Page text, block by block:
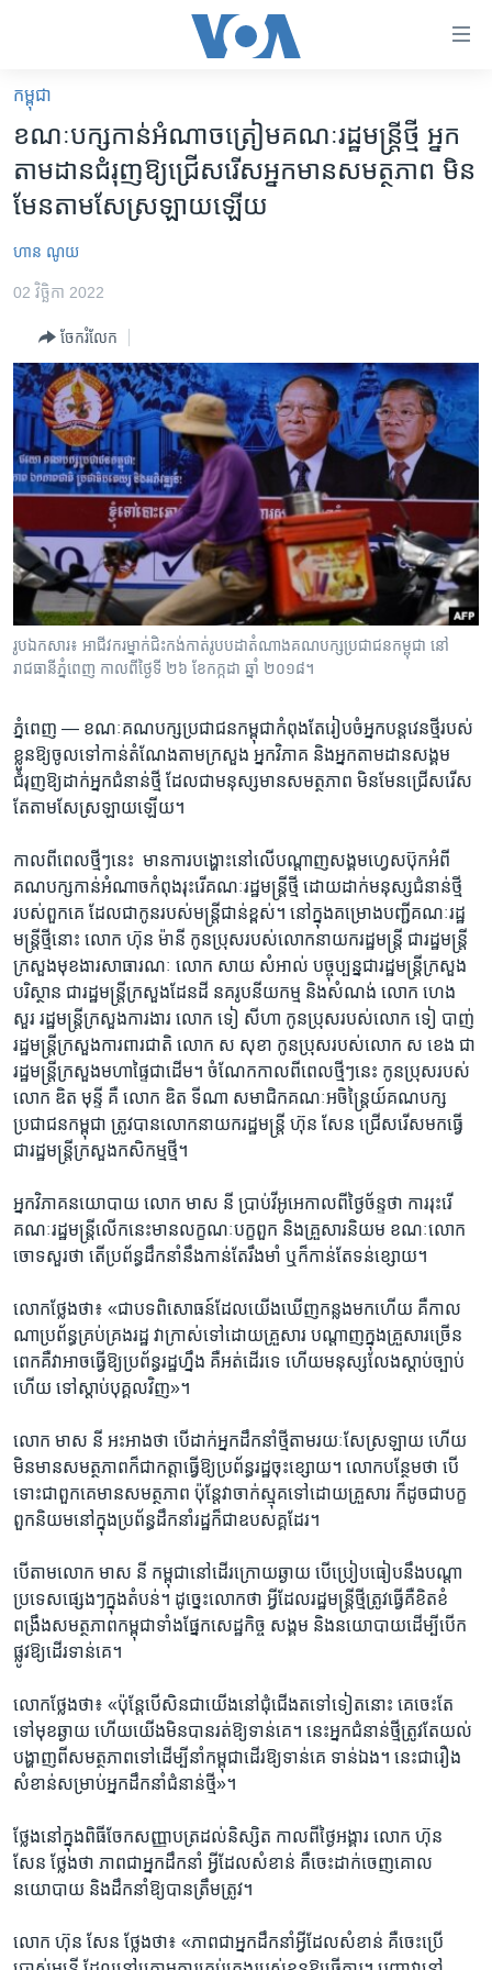
គេហទំព័រ​
ទាក់ទង
និង​
ចូល​
ទំព័រ​
ព័ត៌មាន​​
រំលង​
និង​
ចូល​
ទៅ​
ទំព័រ​
រចនា
សម្ព័ន្ធ​
រំលង​
និង​
ទៅ​
កាន់​
ទំព័រ​
រក
កម្ពុជា
អាមេរិក
ព្រឹត្តិការណ៍ព័ត៌មាន
ទូរទស្សន៍ / វីដេអូ​
វិទ្យុ / ផតខាសថ៍
កម្មវិធីទាំងអស់
Khmer English
បណ្តាញ​សង្គម
កម្ពុជា
ខណៈ​បក្ស​កាន់​អំណាច​ត្រៀម​គណៈ​រដ្ឋមន្រ្តី​ថ្មី ​អ្នក​
តាម​ដាន​ជំរុញ​ឱ្យ​ជ្រើស​រើស​អ្នក​មាន​សមត្ថ​ភាព​ មិន​
មែន​តាម​សែ​ស្រឡាយ​ឡើយ
ហាន ណូយ
02 វិច្ឆិកា 2022
ចែករំលែក
រូបឯកសារ៖ អាជីវករម្នាក់ជិះកង់កាត់រូបបដាតំណាងគណបក្សប្រជាជនកម្ពុជា នៅ
រាជធានីភ្នំពេញ កាលពីថ្ងៃទី ២៦ ខែកក្កដា ឆ្នាំ ២០១៨។
ភ្នំពេញ — ខណៈ​គណ​បក្ស​ប្រជាជន​កម្ពុជា​កំពុង​តែ​រៀបចំ​អ្នក​បន្ត​វេន​ថ្មី​របស់​
ខ្លួន​ឱ្យចូល​ទៅ​កាន់​តំណែង​តាម​ក្រសួង​ ​អ្នក​វិភាគ​ និង​អ្នក​តាម​ដាន​សង្គម
ជំរុញ​ឱ្យ​ដាក់​អ្នក​ជំនាន់​ថ្មី ​ដែល​ជា​មនុស្ស​មាន​សមត្ថភាព ​មិន​មែន​ជ្រើស​រើស​
តែ​តាម​សែ​ស្រឡាយ​ឡើយ។​
កាល​ពី​ពេល​ថ្មីៗ​នេះ ​ មាន​ការ​បង្ហោះ​នៅ​លើ​បណ្តាញ​សង្គម​ហ្វេសប៊ុក​អំពី​
គណបក្ស​កាន់​អំណាច​កំពុង​រុះរើ​គណៈ​រដ្ឋ​មន្ត្រី​ថ្មី ​ដោយ​ដាក់​មនុស្ស​ជំនាន់​ថ្មី​
របស់​ពួក​គេ​ ដែល​ជា​កូន​របស់​មន្រ្តី​ជាន់​ខ្ពស់។ ​នៅក្នុង​គម្រោង​បញ្ជី​គណៈ​រដ្ឋ
មន្ត្រី​ថ្មី​នោះ​ ​លោក ​ហ៊ុន ម៉ានី ​កូន​ប្រុស​របស់​លោក​នាយក​រដ្ឋមន្រ្តី ជា​រដ្ឋមន្ត្រី​
ក្រសួង​មុខងារ​សាធារណៈ ​លោក សាយ សំអាល់ ​បច្ចុប្បន្ន​ជា​រដ្ឋមន្រ្តី​ក្រសួង​
បរិស្ថាន ​ជា​រដ្ឋមន្ត្រី​ក្រសួង​ដែន​ដី នគរូបនីយ​កម្ម ​និង​សំណង់​ ​លោក​ ហេង
សួរ ​រដ្ឋមន្ត្រី​ក្រសួង​ការងារ​ លោក ​ទៀ សីហា ​កូន​ប្រុស​របស់​លោក ​ទៀ បាញ់ ​
រដ្ឋមន្រ្តី​ក្រសួង​ការពារ​ជាតិ ​លោក​ ស សុខា ​កូន​ប្រុស​របស់​លោក ​ស ខេង ​ជា​
រដ្ឋមន្រ្តី​ក្រសួង​មហាផ្ទៃ​ជាដើម។ ​ចំណែក​កាលពី​ពេល​ថ្មីៗ​នេះ​ កូន​ប្រុស​របស់​
លោក ​ឌិត មុន្ទី គឺ​ លោក ​ឌិត ទីណា ​សមាជិក​គណៈ​អចិន្ត្រៃយ៍​គណបក្ស​
ប្រជាជន​កម្ពុជា​ ត្រូវ​បាន​លោក​នាយក​រដ្ឋមន្រ្តី ​ហ៊ុន សែន​ ជ្រើស​រើស​មក​ធ្វើ​
ជា​រដ្ឋមន្រ្តី​ក្រសួង​កសិកម្ម​ថ្មី។​
អ្នក​វិភាគ​នយោបាយ ​លោក ​មាស នី ​ប្រាប់​វីអូអេកាលពី​ថ្ងៃច័ន្ទ​ថា​ ការ​រុះ​រើ​
គណៈ​រដ្ឋមន្ត្រី​លើក​នេះ​មាន​លក្ខណៈ​បក្ខ​ពួក ​និង​គ្រួសារ​និយម​ ខណៈ​លោក​
ចោទ​សួរ​ថា​ តើ​ប្រព័ន្ធ​ដឹកនាំ​នឹង​កាន់​តែ​រឹង​មាំ ឬ​ក៏​កាន់​តែ​ទន់​ខ្សោយ។​
លោក​ថ្លែង​ថា៖ ​«ជា​បទ​ពិសោធន៍​ដែល​យើ​ង​ឃើញ​កន្លង​មក​ហើយ ​គឺ​កាល​
ណា​ប្រព័ន្ធ​គ្រប់​គ្រង​រដ្ឋ ​វា​ក្រាស់​ទៅ​ដោយ​គ្រួសារ ​បណ្តាញ​ក្នុង​គ្រួសារ​ច្រើន​
ពេក​គឺ​វា​អាច​ធ្វើ​ឱ្យ​ប្រព័ន្ធ​រដ្ឋហ្នឹង ​គឺ​អត់​ដើរ​ទេ ​ហើយ​មនុស្ស​លែង​ស្តាប់​ច្បាប់​
ហើយ ​ទៅ​ស្តាប់​បុគ្គល​វិញ»។​
លោក ​មាស នី ​អះអាង​ថា​ បើ​ដាក់​អ្នក​ដឹកនាំ​ថ្មី​តាម​រយៈ​សែ​ស្រឡាយ​ ហើ​យ​
មិន​មាន​សមត្ថ​ភាព​ក៏​ជា​កត្តា​ធ្វើ​ឱ្យ​ប្រព័ន្ធ​រដ្ឋ​ចុះ​ខ្សោយ។ ​លោក​បន្ថែម​ថា​ បើ​
ទោះ​ជា​ពួកគេ​មានសមត្ថ​ភាព ​ប៉ុន្តែ​វា​ចាក់​ស្មុគ​ទៅ​ដោយ​គ្រួសារ ​ក៏ដូច​ជា​បក្ខ
ពួក​និយម​នៅ​ក្នុង​ប្រព័ន្ធ​ដឹកនាំ​រដ្ឋ​ក៏​ជា​ឧបសគ្គ​ដែរ។​
បើ​តាម​លោក ​មាស នី ​កម្ពុជា​នៅ​ដើរ​ក្រោយ​ឆ្ងាយ​ បើ​ប្រៀប​ធៀប​នឹង​បណ្តា​
ប្រទេស​ផ្សេងៗ​ក្នុង​តំបន់។​ ដូច្នេះ​លោក​ថា ​អ្វី​ដែល​រដ្ឋមន្រ្តី​ថ្មី​ត្រូវ​ធ្វើ​គឺ​ខិតខំ​
ពង្រឹង​សមត្ថ​ភាព​កម្ពុជា​ទាំង​ផ្នែក​សេដ្ឋកិច្ច ​សង្គម ​និង​នយោបាយ​ដើម្បី​បើក​
ផ្លូវ​ឱ្យ​ដើរ​ទាន់​គេ។​
លោក​ថ្លែង​ថា៖ ​«ប៉ុន្តែ​បើ​សិន​ជា​យើង​នៅ​ជុំជើង​តទៅ​ទៀត​នោះ​ គេ​ចេះ​តែ​
ទៅមុខ​ឆ្ងាយ​ ហើយ​យើង​មិន​បាន​រត់​ឱ្យ​ទាន់​គេ។ ​នេះ​អ្នក​ជំនាន់​ថ្មី​ត្រូវ​តែ​យល់​
បង្ហាញ​ពី​សមត្ថភាព​ទៅ​ដើម្បី​នាំ​កម្ពុជា​ដើរ​ឱ្យ​ទាន់​គេ ​ទាន់​ឯង។​ នេះ​ជា​រឿង​
សំខាន់​សម្រាប់​អ្នក​ដឹកនាំ​ជំនាន់​ថ្មី»។​
ថ្លែង​នៅក្នុង​ពិធី​ចែក​សញ្ញា​បត្រ​ដល់​និស្សិត​ កាលពី​ថ្ងៃ​អង្គារ លោក​ ហ៊ុន
សែន ​ថ្លែង​ថា ភាព​ជា​អ្នក​ដឹកនាំ​ អ្វី​ដែល​សំខាន់ ​គឺ​ចេះ​ដាក់​ចេញ​គោល​
នយោបាយ ​និង​ដឹកនាំ​ឱ្យ​បាន​ត្រឹ​ម​ត្រូវ។​
លោក ​ហ៊ុន សែន ថ្លែង​ថា៖​ «ភាព​ជា​អ្នកដឹកនាំ​អ្វី​ដែល​សំខាន់​ គឺចេះ​ប្រើ​